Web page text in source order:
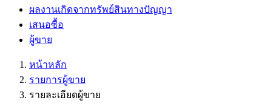
ผลงานเกิดจากทรัพย์สินทางปัญญา
เสนอซื้อ
ผู้ขาย
หน้าหลัก
รายการผู้ขาย
รายละเอียดผู้ขาย